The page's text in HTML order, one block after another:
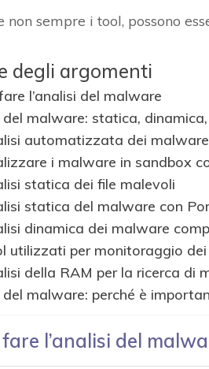
non sempre i tool, possono
degli argomenti
l’analisi del malware
del malware: statica,
automatizzata dei
i malware in sandbox
statica dei file malevoli
statica del malware con
dinamica dei malware
utilizzati per monitoraggio
della RAM per la ricerca di
malware: perché è
fare l’analisi del